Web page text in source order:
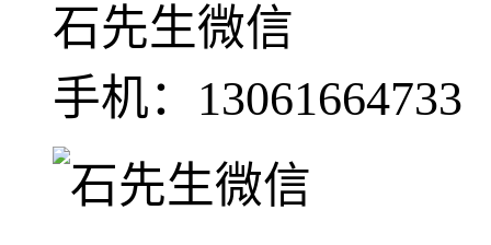
石先生微信
手机：13061664733